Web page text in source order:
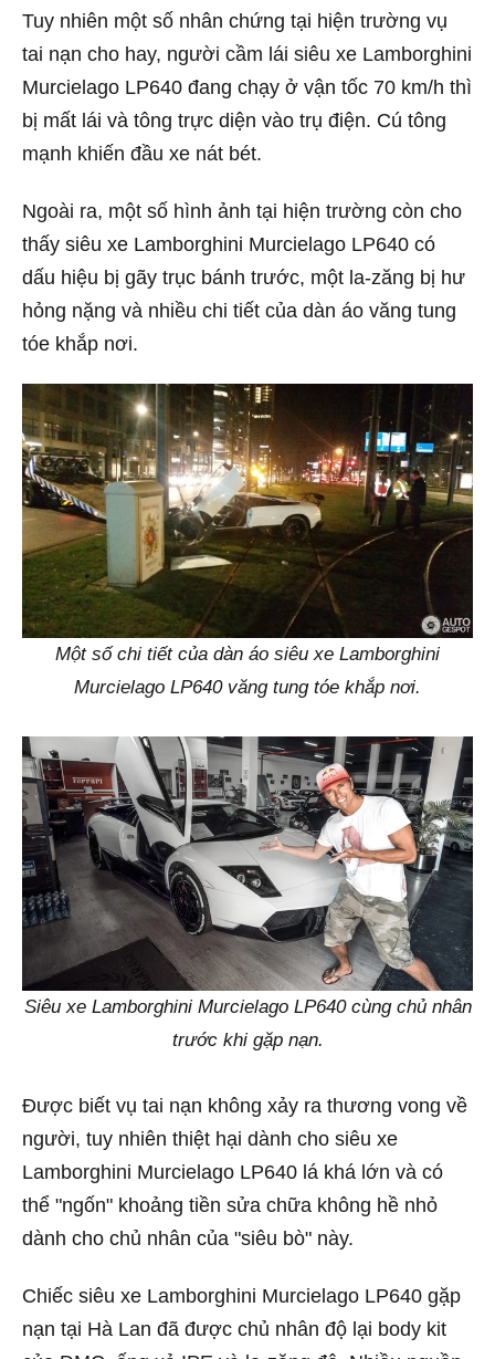
Tuy nhiên một số nhân chứng tại hiện trường vụ
tai nạn cho hay, người cầm lái siêu xe Lamborghini
Murcielago LP640 đang chạy ở vận tốc 70 km/h thì
bị mất lái và tông trực diện vào trụ điện. Cú tông
mạnh khiến đầu xe nát bét.
Ngoài ra, một số hình ảnh tại hiện trường còn cho
thấy siêu xe Lamborghini Murcielago LP640 có
dấu hiệu bị gãy trục bánh trước, một la-zăng bị hư
hỏng nặng và nhiều chi tiết của dàn áo văng tung
tóe khắp nơi.
Một số chi tiết của dàn áo siêu xe Lamborghini
Murcielago LP640 văng tung tóe khắp nơi.
Siêu xe Lamborghini Murcielago LP640 cùng chủ nhân
trước khi gặp nạn.
Được biết vụ tai nạn không xảy ra thương vong về
người, tuy nhiên thiệt hại dành cho siêu xe
Lamborghini Murcielago LP640 lá khá lớn và có
thể "ngốn" khoảng tiền sửa chữa không hề nhỏ
dành cho chủ nhân của "siêu bò" này.
Chiếc siêu xe Lamborghini Murcielago LP640 gặp
nạn tại Hà Lan đã được chủ nhân độ lại body kit